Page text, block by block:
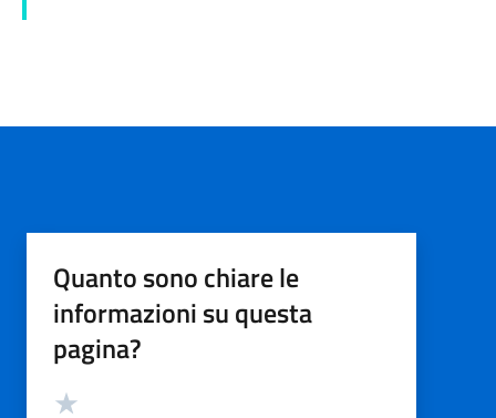
Quanto sono chiare le
informazioni su questa
pagina?
Valutazione